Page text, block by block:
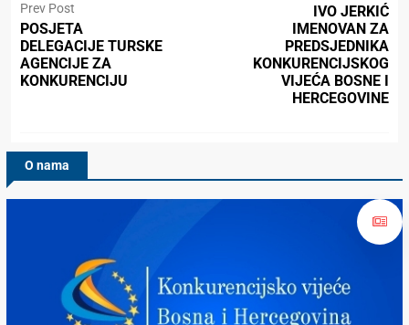
Prev Post
POSJETA
DELEGACIJE TURSKE
AGENCIJE ZA
KONKURENCIJU
IVO JERKIĆ
IMENOVAN ZA
PREDSJEDNIKA
KONKURENCIJSKOG
VIJEĆA BOSNE I
HERCEGOVINE
O nama